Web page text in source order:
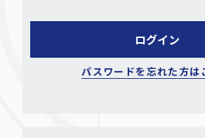
パスワードを忘れた方は